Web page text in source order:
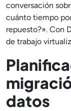
conversación
cuánto tiempo
repuesto?». Con
de trabajo
datos